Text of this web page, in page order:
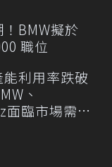
BMW擬於
職位
利用率跌破
、
臨市場需求